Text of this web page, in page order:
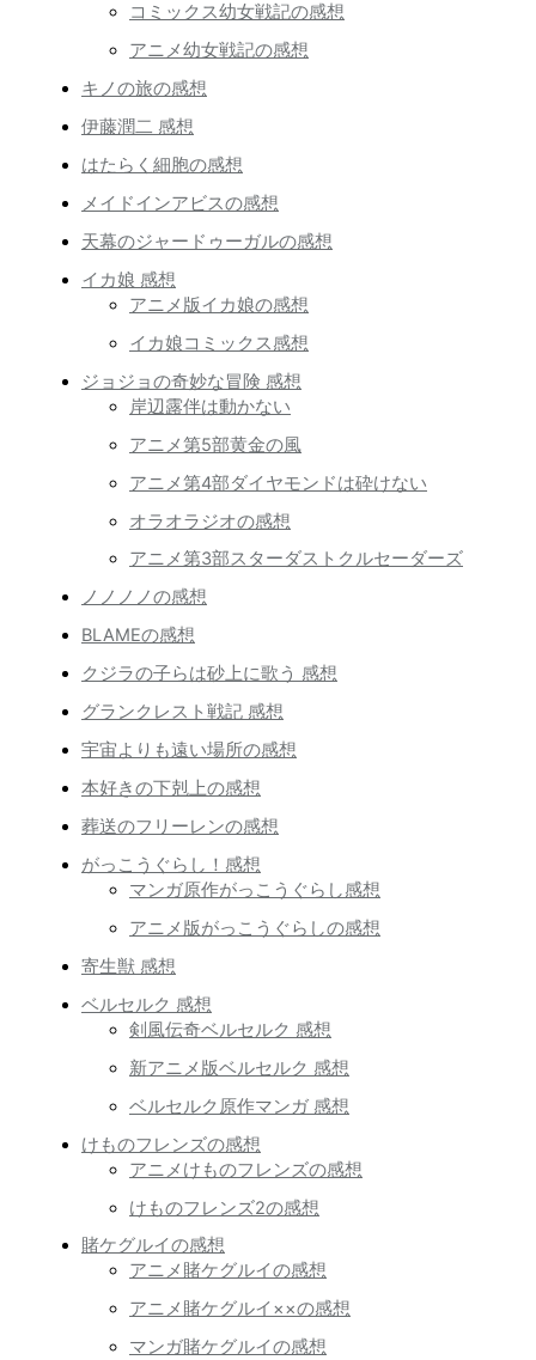
コミックス幼女戦記の感想
アニメ幼女戦記の感想
キノの旅の感想
伊藤潤二 感想
はたらく細胞の感想
メイドインアビスの感想
天幕のジャードゥーガルの感想
イカ娘 感想
アニメ版イカ娘の感想
イカ娘コミックス感想
ジョジョの奇妙な冒険 感想
岸辺露伴は動かない
アニメ第5部黄金の風
アニメ第4部ダイヤモンドは砕けない
オラオラジオの感想
アニメ第3部スターダストクルセーダーズ
ノノノノの感想
BLAMEの感想
クジラの子らは砂上に歌う 感想
グランクレスト戦記 感想
宇宙よりも遠い場所の感想
本好きの下剋上の感想
葬送のフリーレンの感想
がっこうぐらし！感想
マンガ原作がっこうぐらし感想
アニメ版がっこうぐらしの感想
寄生獣 感想
ベルセルク 感想
剣風伝奇ベルセルク 感想
新アニメ版ベルセルク 感想
ベルセルク原作マンガ 感想
けものフレンズの感想
アニメけものフレンズの感想
けものフレンズ2の感想
賭ケグルイの感想
アニメ賭ケグルイの感想
アニメ賭ケグルイ××の感想
マンガ賭ケグルイの感想